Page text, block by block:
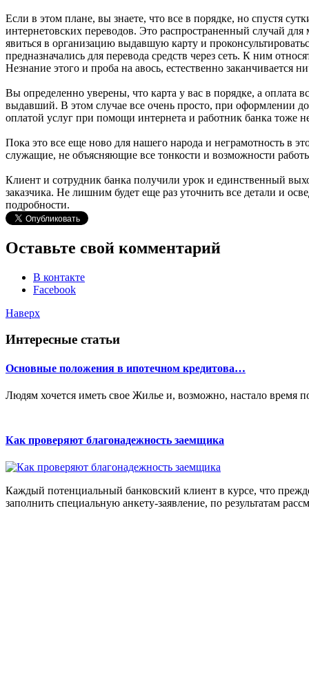
Если в этом плане, вы знаете, что все в порядке, но спустя
интернетовских переводов. Это распространенный случай
явиться в организацию выдавшую карту и
предназначались для перевода средств через сеть. К ним
Незнание этого и проба на авось, естественно заканчивается
Вы определенно уверены, что карта у вас в порядке, а оплата
выдавший. В этом случае все очень просто, при оформлении
оплатой услуг при помощи интернета и работник банка тоже
Пока это все еще ново для нашего народа и неграмотность в
служащие, не объясняющие все тонкости и возможности
Клиент и сотрудник банка получили урок и единственный
заказчика. Не лишним будет еще раз уточнить все детали и
подробности.
Оставьте свой комментарий
В контакте
Facebook
Наверх
Интересные статьи
Основные положения в ипотечном кредитова…
Людям хочется иметь свое Жилье и, возможно, настало время
Как проверяют благонадежность заемщика
Каждый потенциальный банковский клиент в курсе, что
заполнить специальную анкету-заявление, по результатам